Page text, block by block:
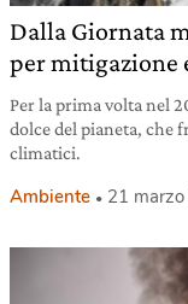
Dalla Giornata
per mitigazione
Per la prima volta nel
dolce del pianeta, che
climatici.
Ambiente 21